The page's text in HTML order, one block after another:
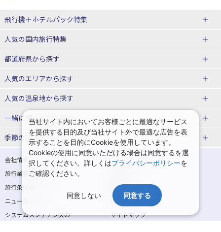
飛行機＋ホテルパック特集
赤い風船ダイナミックパッケージ
ＪＡＬで行く飛行機+ホテルパック
人気の国内旅行特集
東京ディズニーリゾート®への旅
ユニバーサル・スタジオ・ジャパ
都道府県から探す
北海道旅行・ツアー
東北
青森旅行・ツアー
岩手旅行・ツアー
宮城旅行・ツアー
秋田旅行・ツアー
山形旅行・ツアー
福島旅行・ツアー
関東
東京旅行・ツアー
神奈川旅行・ツアー
人気のエリアから探す
函館旅行 札幌旅行
仙台旅行
那須旅行
日光旅行
小笠原旅行
大島旅行
人気の温泉地から探す
北海道
湯の川温泉(北海道)
定山渓温泉(北海道)
十勝川温泉(北海道)
阿寒湖温泉(北海道)
洞爺湖温泉(北海道)
層雲峡温泉(北海道)
知床温泉(北海道)
一緒に行く人から探す
一人旅 国内版
家族・子連れ旅行 国内版
カップル・夫婦旅行 国内版
女子旅 国内版
卒業旅行・学生旅行 国内版
季節の国内旅行特集
桜・お花見特集
ゴールデンウィーク（GW）の国内
旅行
夏休み・お盆の国内旅行
7月の国内旅行
8月の国内旅行
9月の国内旅行
10月の国内旅行
11月の国内旅行
会社情報
プライバシーポリシー
旅行業登録票・約款
旅行条件書
商標について
ニュースリリース
採用情報
システムメンテナンスの
サイトマップ
当社サイト内においてお客様ごとに最適なサービス
を提供する目的及び当社サイト外で最適な広告を表
示することを目的にCookieを使用しています。
Cookieの使用に同意いただける場合は同意するを選
択してください。詳しくはプライバシーポリシーを
ご確認ください。
同意しない 同意する